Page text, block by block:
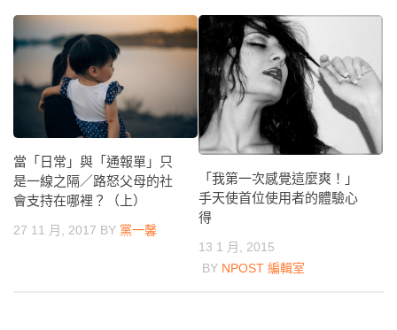
當「日常」與「通報單」只
是一線之隔／路怒父母的社
會支持在哪裡？（上）
27 11 月, 2017 BY 黨一馨
「我第一次感覺這麼爽！」
手天使首位使用者的體驗心
得
13 1 月, 2015
BY NPOST 編輯室